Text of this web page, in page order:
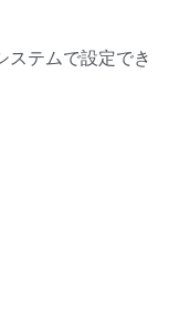
ステムで設定でき